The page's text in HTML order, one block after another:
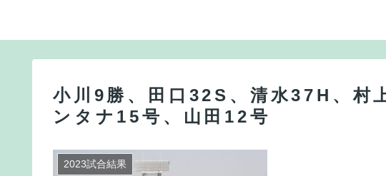
小川9勝、田口32S、清水37H、村
ンタナ15号、山田12号
2023試合結果